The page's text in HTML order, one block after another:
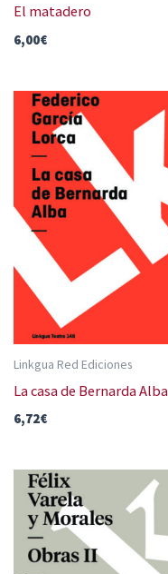
El matadero
6,00€
Linkgua Red Ediciones
La casa de Bernarda Alba
6,72€